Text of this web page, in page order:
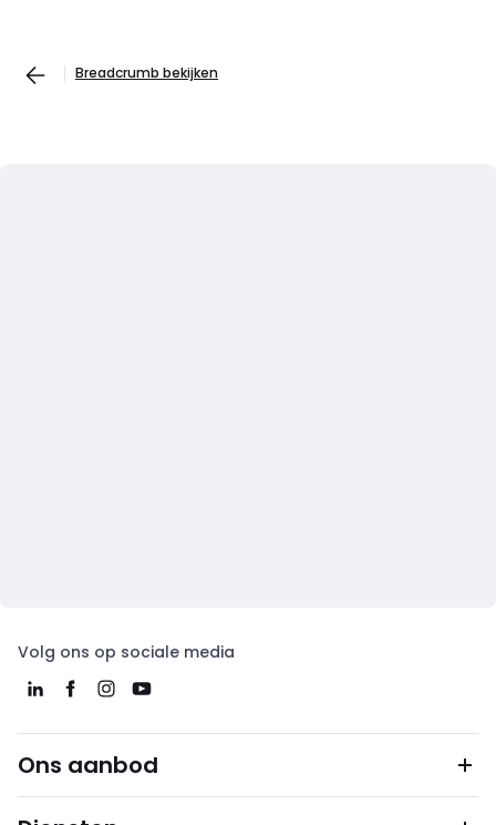
Breadcrumb bekijken
Volg ons op sociale media
Ons aanbod